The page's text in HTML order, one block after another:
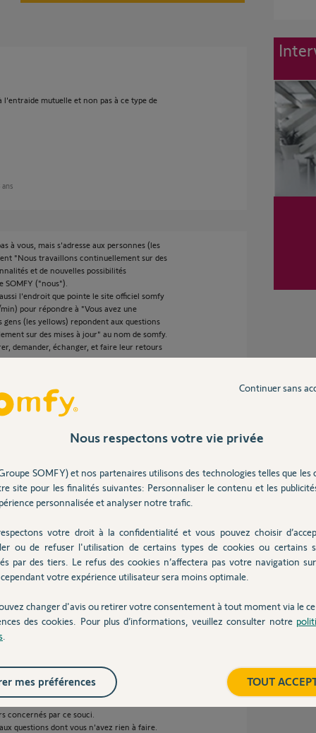
mutuelle et non pas à ce type de
ans
à vous, mais s'adresse aux personnes (les
"Nous travaillons continuellement sur des
et de nouvelles possibilités
("nous").
l'endroit que pointe le site officiel somfy
pour répondre à "Vous avez une
(les yellows) repondent aux questions
sur des mises à jour" au nom de somfy.
demander, échanger, et faire leur retours
y a des tonnes de sujets cloturés à ce sujet
de la notification de mise sous alarme en
*toutes* les notifications. Fonctionnalité
depuis des années.
vos sautes d'humeur !
sur ce forum que pour du SAV.
réponse.
désigné de la communauté, et que vous
concernés par ce souci.
questions dont vous n'avez rien à faire.
Nous respectons votre vie privée
SOMFY) et nos partenaires utilisons des technologies telles que les
site pour les finalités suivantes: Personnaliser le contenu et les
personnalisée et analyser notre trafic.
votre droit à la confidentialité et vous pouvez choisir
ou de refuser l'utilisation de certains types de cookies ou certains
par des tiers. Le refus des cookies n’affectera pas votre navigation
votre expérience utilisateur sera moins optimale.
changer d'avis ou retirer votre consentement à tout moment via le
des cookies. Pour plus d’informations, veuillez consulter notre
Continuer sans
TOUT
mes préférences